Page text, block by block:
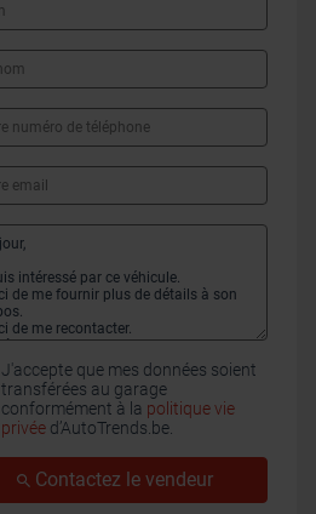
J'accepte que mes données soient
transférées au garage
conformément à la politique vie
privée d’AutoTrends.be.
Contactez le vendeur